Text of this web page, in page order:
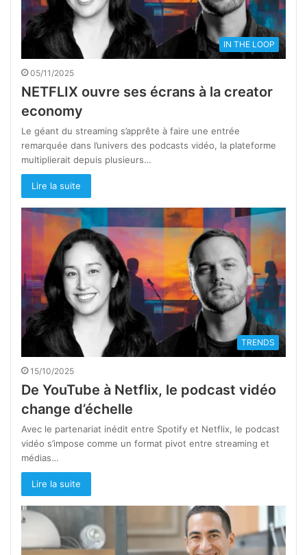
IN THE LOOP
05/11/2025
NETFLIX ouvre ses écrans à la creator
economy
Le géant du streaming s’apprête à faire une entrée
remarquée dans l’univers des podcasts vidéo, la plateforme
multiplierait depuis plusieurs…
Lire la suite
TRENDS
15/10/2025
De YouTube à Netflix, le podcast vidéo
change d’échelle
Avec le partenariat inédit entre Spotify et Netflix, le podcast
vidéo s’impose comme un format pivot entre streaming et
médias…
Lire la suite